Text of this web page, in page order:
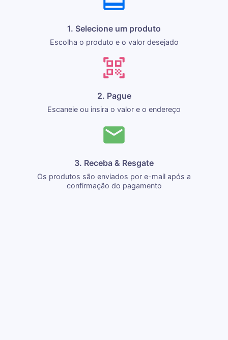
1. Selecione um produto
Escolha o produto e o valor desejado
2. Pague
Escaneie ou insira o valor e o endereço
3. Receba & Resgate
Os produtos são enviados por e-mail após a
confirmação do pagamento